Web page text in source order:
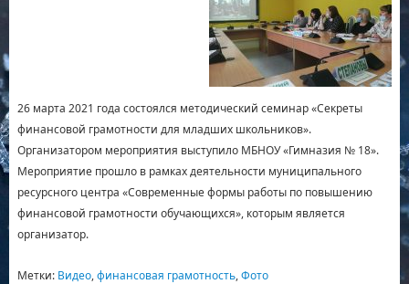
26 марта 2021 года состоялся методический семинар «Секреты
финансовой грамотности для младших школьников».
Организатором мероприятия выступило МБНОУ «Гимназия № 18».
Мероприятие прошло в рамках деятельности муниципального
ресурсного центра «Современные формы работы по повышению
финансовой грамотности обучающихся», которым является
организатор.
Метки: Видео,финансовая грамотность,Фото